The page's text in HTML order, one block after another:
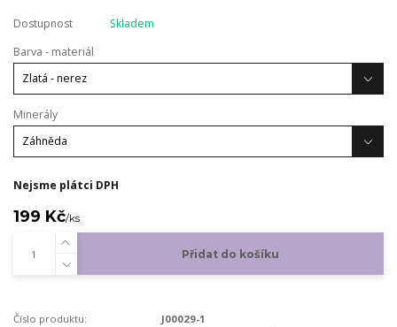
Dostupnost
Skladem
Barva - materiál
Minerály
Nejsme plátci DPH
199 Kč/ks
Přidat do košíku
Číslo produktu:
J00029-1